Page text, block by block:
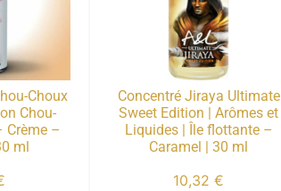
Choux
Chou-
Crème –
ml
Concentré Jiraya Ultimate
Sweet Edition | Arômes et
Liquides | Île flottante –
Caramel | 30 ml
10,32€